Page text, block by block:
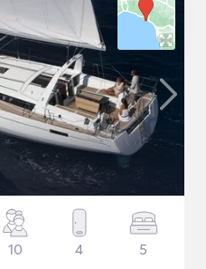
10 4 5